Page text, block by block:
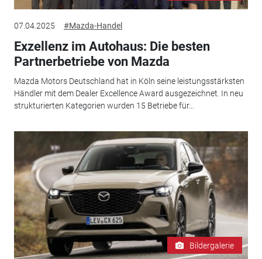
07.04.2025 #Mazda-Handel
Exzellenz im Autohaus: Die besten
Partnerbetriebe von Mazda
Mazda Motors Deutschland hat in Köln seine leistungsstärksten
Händler mit dem Dealer Excellence Award ausgezeichnet. In neu
strukturierten Kategorien wurden 15 Betriebe für...
Bildergalerie